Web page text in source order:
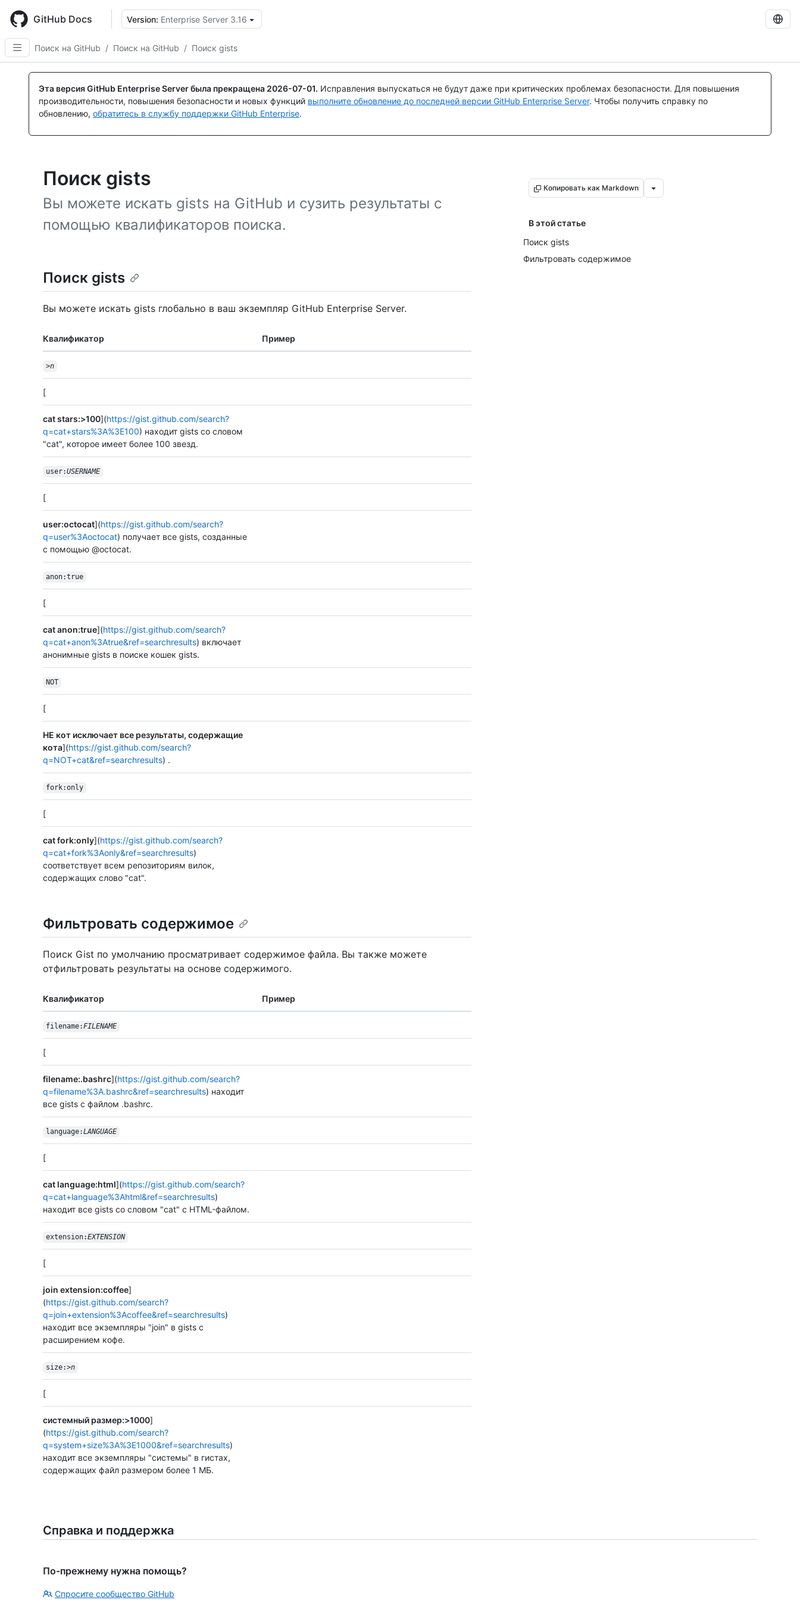
main
content
GitHub Docs Version: Enterprise Server 3.16
Поиск на GitHub / Поиск на GitHub / Поиск gists
Эта версия GitHub Enterprise Server была прекращена 2026-07-01. Исправления выпускаться не будут даже при критических проблемах безопасности. Для повышения
производительности, повышения безопасности и новых функций выполните обновление до последней версии GitHub Enterprise Server. Чтобы получить справку по
обновлению, обратитесь в службу поддержки GitHub Enterprise.
Поиск gists
Вы можете искать gists на GitHub и сузить результаты с
помощью квалификаторов поиска.
Копировать как Markdown
В этой статье
Поиск gists
Фильтровать содержимое
Поиск gists
Вы можете искать gists глобально в ваш экземпляр GitHub Enterprise Server.
Квалификатор Пример
>n
[
cat stars:>100](https://gist.github.com/search?
q=cat+stars%3A%3E100) находит gists со словом
"cat", которое имеет более 100 звезд.
user:USERNAME
[
user:octocat](https://gist.github.com/search?
q=user%3Aoctocat) получает все gists, созданные
с помощью @octocat.
anon:true
[
cat anon:true](https://gist.github.com/search?
q=cat+anon%3Atrue&ref=searchresults) включает
анонимные gists в поиске кошек gists.
NOT
[
НЕ кот исключает все результаты, содержащие
кота](https://gist.github.com/search?
q=NOT+cat&ref=searchresults) .
fork:only
[
cat fork:only](https://gist.github.com/search?
q=cat+fork%3Aonly&ref=searchresults)
соответствует всем репозиториям вилок,
содержащих слово "cat".
Фильтровать содержимое
Поиск Gist по умолчанию просматривает содержимое файла. Вы также можете
отфильтровать результаты на основе содержимого.
Квалификатор Пример
filename:FILENAME
[
filename:.bashrc](https://gist.github.com/search?
q=filename%3A.bashrc&ref=searchresults) находит
все gists с файлом .bashrc.
language:LANGUAGE
[
cat language:html](https://gist.github.com/search?
q=cat+language%3Ahtml&ref=searchresults)
находит все gists со словом "cat" с HTML-файлом.
extension:EXTENSION
[
join extension:coffee]
(https://gist.github.com/search?
q=join+extension%3Acoffee&ref=searchresults)
находит все экземпляры "join" в gists с
расширением кофе.
size:>n
[
системный размер:>1000]
(https://gist.github.com/search?
q=system+size%3A%3E1000&ref=searchresults)
находит все экземпляры "системы" в гистах,
содержащих файл размером более 1 МБ.
Справка и поддержка
По-прежнему нужна помощь?
Спросите сообщество GitHub